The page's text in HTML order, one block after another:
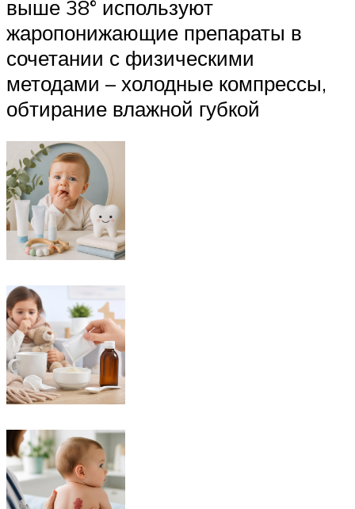
выше 38° используют
жаропонижающие препараты в
сочетании с физическими
методами – холодные компрессы,
обтирание влажной губкой